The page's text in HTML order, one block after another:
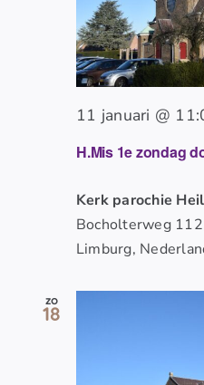
H.Mis 1e zondag
11 januari @
Kerk parochie
Bocholterweg
Limburg,
zo
18